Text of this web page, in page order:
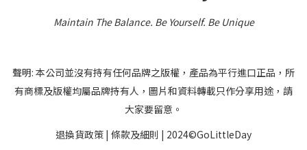
Maintain The Balance. Be Yourself.Be Unique
聲明: 本公司並沒有持有任何品牌之版權，產品為平行進口正品，所
有商標及版權均屬品牌持有人，圖片和資料轉載只作分享用途，請
大家要留意。
退換貨政策 | 條款及細則 | 2024©GoLittleDay